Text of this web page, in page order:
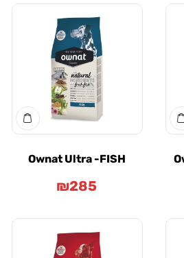
Ownat Ultra -FISH
₪285